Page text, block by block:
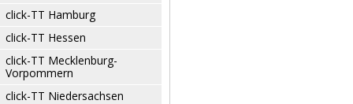
click-TT Hamburg
click-TT Hessen
click-TT Mecklenburg-
Vorpommern
click-TT Niedersachsen